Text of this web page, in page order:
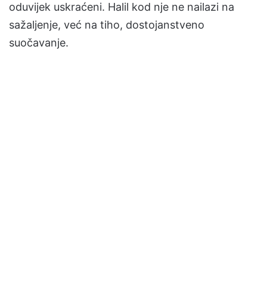
oduvijek uskraćeni. Halil kod nje ne nailazi na
sažaljenje, već na tiho, dostojanstveno
suočavanje.